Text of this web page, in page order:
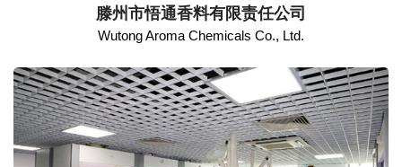
滕州市悟通香料有限责任公司
Wutong Aroma Chemicals Co., Ltd.